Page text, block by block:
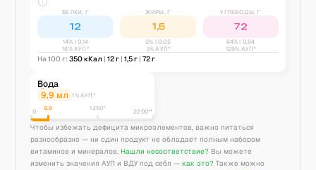
БЕЛКИ, Г
12
14% |0,14
18% АУП*
ЖИРЫ, Г
1,5
2% |0,02
3% АУП*
УГЛЕВОДЫ, Г
72
84% | 0,84
129% АУП*
На 100 г: 350кКал | 12г | 1,5г | 72г
Вода
9,9 мл 1% АУП*
0 9,9 1250* 2200**
Чтобы избежать дефицита микроэлементов, важно питаться
разнообразно — ни один продукт не обладает полным набором
витаминов и минералов. Нашли несоответствие? Вы можете
изменить значения АУП и ВДУ под себя — как это? Также можно